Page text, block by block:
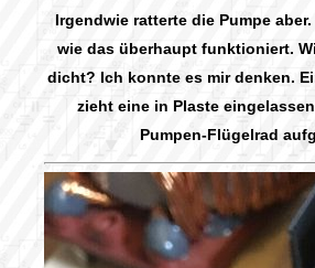
Irgendwie ratterte die Pumpe
wie das überhaupt funktioniert.
dicht? Ich konnte es mir denken.
zieht eine in Plaste
Pumpen-Flügelrad